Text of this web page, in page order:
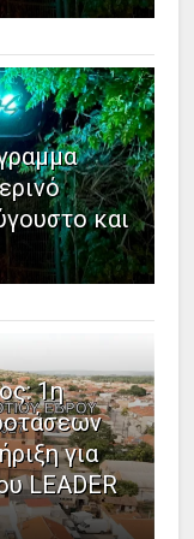
και
1η
για
LEADER